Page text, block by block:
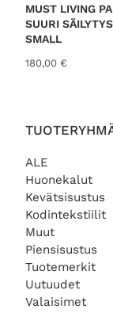
ALE
Huonekalut
Kevätsisustus
Kodintekstiilit
Muut
Piensisustus
Tuotemerkit
Uutuudet
Valaisimet
MUST LIVING
SUURI
SMALL
180,00 €